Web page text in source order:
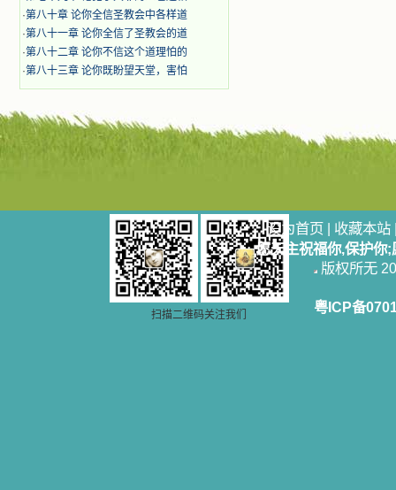
·第八十章 论你全信圣教会中各样道
·第八十一章 论你全信了圣教会的道
·第八十二章 论你不信这个道理怕的
·第八十三章 论你既盼望天堂，害怕
扫描二维码关注我们
设为首页 | 收藏本站
愿天主祝福你,保护你
版权所无
粤ICP备